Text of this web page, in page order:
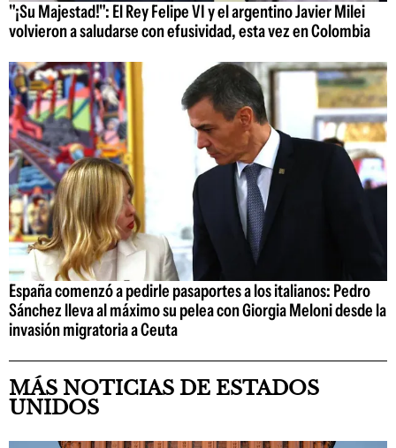
"¡Su Majestad!": El Rey Felipe VI y el argentino Javier Milei
volvieron a saludarse con efusividad, esta vez en Colombia
España comenzó a pedirle pasaportes a los italianos: Pedro
Sánchez lleva al máximo su pelea con Giorgia Meloni desde la
invasión migratoria a Ceuta
MÁS NOTICIAS DE ESTADOS
UNIDOS